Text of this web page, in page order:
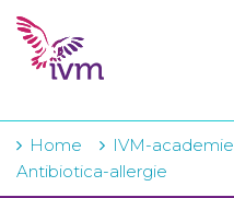
VMI
IVM-academie
Zorginstellingen
Home IVM-academie
Antibiotica-allergie